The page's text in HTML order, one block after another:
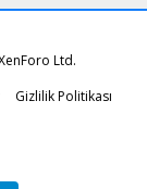
Ltd.
Gizlilik Politikası